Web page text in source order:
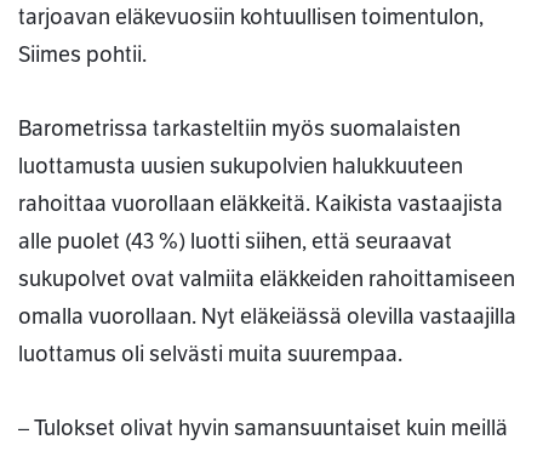
tarjoavan eläkevuosiin kohtuullisen toimentulon,
Siimes pohtii.
Barometrissa tarkasteltiin myös suomalaisten
luottamusta uusien sukupolvien halukkuuteen
rahoittaa vuorollaan eläkkeitä. Kaikista vastaajista
alle puolet (43 %) luotti siihen, että seuraavat
sukupolvet ovat valmiita eläkkeiden rahoittamiseen
omalla vuorollaan. Nyt eläkeiässä olevilla vastaajilla
luottamus oli selvästi muita suurempaa.
– Tulokset olivat hyvin samansuuntaiset kuin meillä